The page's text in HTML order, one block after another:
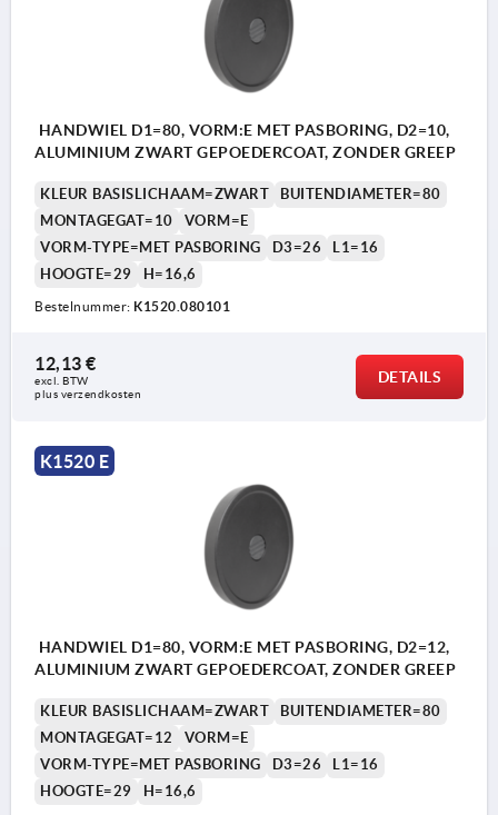
1) Positie van de dwarsboring ten opzichte van
HANDWIEL D1=80, VORM:E MET PASBORING, D2=10,
ALUMINIUM ZWART GEPOEDERCOAT, ZONDER GREEP
KLEUR BASISLICHAAM=ZWART
BUITENDIAMETER=80
MONTAGEGAT=10
VORM=E
VORM-TYPE=MET PASBORING
D3=26
L1=16
HOOGTE=29
H=16,6
Bestelnummer: K1520.080101
12,13 €
excl. BTW
plus verzendkosten
DETAILS
K1520 E
HANDWIEL D1=80, VORM:E MET PASBORING, D2=12,
ALUMINIUM ZWART GEPOEDERCOAT, ZONDER GREEP
KLEUR BASISLICHAAM=ZWART
BUITENDIAMETER=80
MONTAGEGAT=12
VORM=E
VORM-TYPE=MET PASBORING
D3=26
L1=16
HOOGTE=29
H=16,6